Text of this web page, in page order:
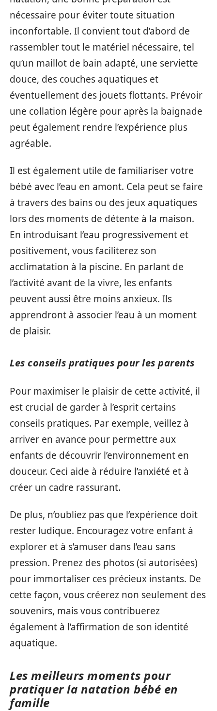
nécessaire pour éviter toute situation
inconfortable. Il convient tout d’abord de
rassembler tout le matériel nécessaire, tel
qu’un maillot de bain adapté, une serviette
douce, des couches aquatiques et
éventuellement des jouets flottants. Prévoir
une collation légère pour après la baignade
peut également rendre l’expérience plus
agréable.
Il est également utile de familiariser votre
bébé avec l’eau en amont. Cela peut se faire
à travers des bains ou des jeux aquatiques
lors des moments de détente à la maison.
En introduisant l’eau progressivement et
positivement, vous faciliterez son
acclimatation à la piscine. En parlant de
l’activité avant de la vivre, les enfants
peuvent aussi être moins anxieux. Ils
apprendront à associer l’eau à un moment
de plaisir.
Les conseils pratiques pour les parents
Pour maximiser le plaisir de cette activité, il
est crucial de garder à l’esprit certains
conseils pratiques. Par exemple, veillez à
arriver en avance pour permettre aux
enfants de découvrir l’environnement en
douceur. Ceci aide à réduire l’anxiété et à
créer un cadre rassurant.
De plus, n’oubliez pas que l’expérience doit
rester ludique. Encouragez votre enfant à
explorer et à s’amuser dans l’eau sans
pression. Prenez des photos (si autorisées)
pour immortaliser ces précieux instants. De
cette façon, vous créerez non seulement des
souvenirs, mais vous contribuerez
également à l’affirmation de son identité
aquatique.
Les meilleurs moments pour
pratiquer la natation bébé en
famille